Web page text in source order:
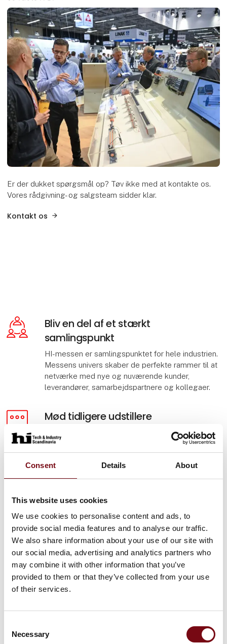
Consent Details About
This website uses cookies
We use cookies to personalise content and ads, to
provide social media features and to analyse our traffic.
We also share information about your use of our site with
our social media, advertising and analytics partners who
may combine it with other information that you’ve
provided to them or that they’ve collected from your use
of their services.
Selection
Necessary
Er der dukket spørgsmål op? Tøv ikke med at kontakte os.
Vores rådgivning- og salgsteam sidder klar.
Kontakt os
Bliv en del af et stærkt
samlingspunkt
HI-messen er samlingspunktet for hele industrien.
Messens univers skaber de perfekte rammer til at
netværke med nye og nuværende kunder,
leverandører, samarbejdspartnere og kollegaer.
Mød tidligere udstillere
Hør hvorfor HI-messen er vigtigt for andre og få
inspiration til, hvordan du kan få samme udbytte.
Mød dem her
5 gode grunde
Se fem gode grunde til, hvorfor din virksomhed
skal være en del af HI Tech & Industry
Scandinavia.
Se dem her